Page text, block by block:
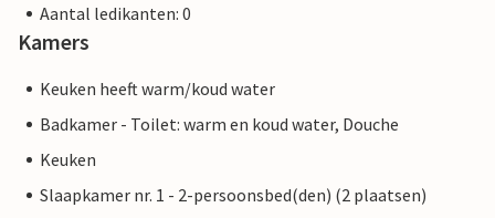
Aantal ledikanten: 0
Kamers
Keuken heeft warm/koud water
Badkamer - Toilet: warm en koud water, Douche
Keuken
Slaapkamer nr. 1 - 2-persoonsbed(den) (2 plaatsen)